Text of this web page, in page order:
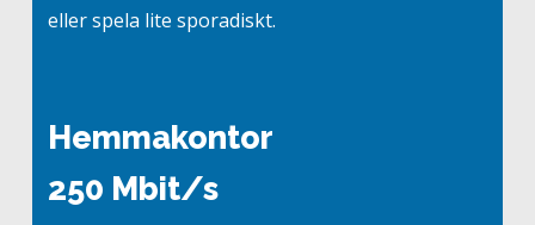
eller spela lite sporadiskt.
Hemmakontor
250 Mbit/s